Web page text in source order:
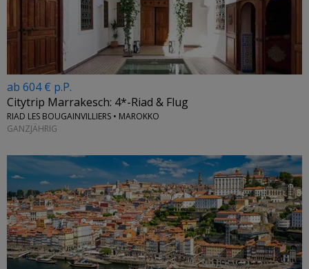
ab 604 € p.P.
Citytrip Marrakesch: 4*-Riad & Flug
RIAD LES BOUGAINVILLIERS • MAROKKO
GANZJÄHRIG
←